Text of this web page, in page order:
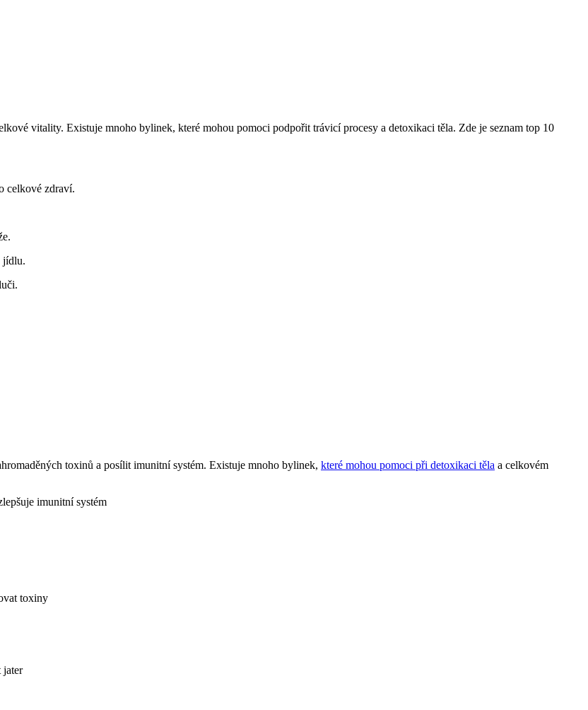
vitality. Existuje mnoho bylinek, které mohou pomoci podpořit trávicí procesy a detoxikaci těla. Zde je seznam top 10
celkové zdraví.
jídlu.
toxinů a posílit imunitní systém. Existuje mnoho bylinek, které mohou pomoci při detoxikaci těla a celkovém
imunitní systém
toxiny
jater